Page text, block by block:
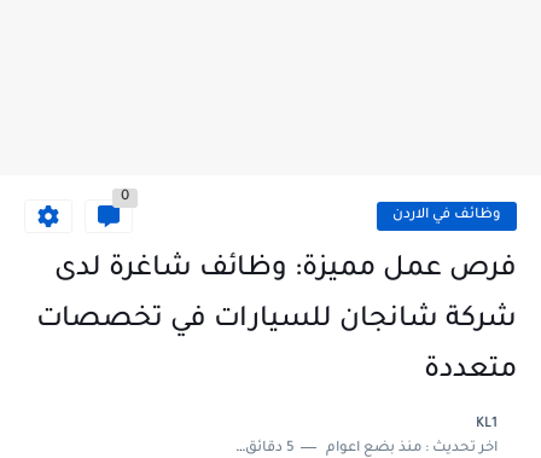
وظائف في الاردن
0
فرص عمل مميزة: وظائف شاغرة لدى
شركة شانجان للسيارات في تخصصات
متعددة
KL1
اخر تحديث :منذ بضع اعوام 5 دقائق للقراءة